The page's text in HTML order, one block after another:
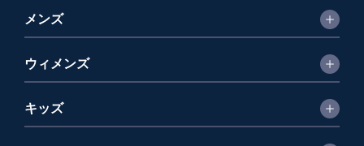
メンズ
ウィメンズ
キッズ